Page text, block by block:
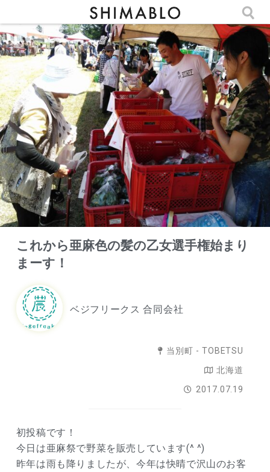
これから亜麻色の髪の乙女選手権始まり
まーす！
ベジフリークス 合同会社
当別町 - TOBETSU
北海道
2017.07.19
初投稿です！
今日は亜麻祭で野菜を販売しています(^ ^)
昨年は雨も降りましたが、今年は快晴で沢山のお客